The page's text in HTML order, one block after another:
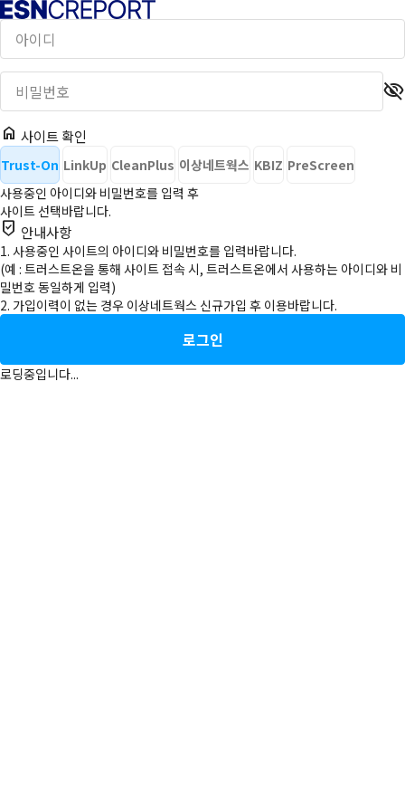
visibility_off
home 사이트 확인
Trust-On LinkUp CleanPlus 이상네트웍스 KBIZ PreScreen
사용중인 아이디와 비밀번호를 입력 후
사이트 선택바랍니다.
beenhere 안내사항
1. 사용중인 사이트의 아이디와 비밀번호를 입력바랍니다.
(예 : 트러스트온을 통해 사이트 접속 시, 트러스트온에서 사용하는 아이디와 비
밀번호 동일하게 입력)
2. 가입이력이 없는 경우 이상네트웍스 신규가입 후 이용바랍니다.
로그인
로딩중입니다...